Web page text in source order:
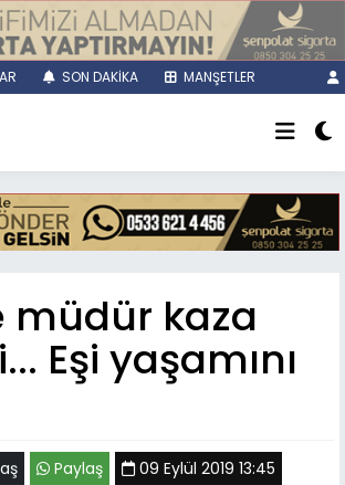
SON DAKİKA MANŞETLER
müdür kaza
Eşi yaşamını
Paylaş 09 Eylül 2019 13:45